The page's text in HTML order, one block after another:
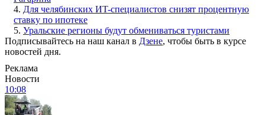
4. Для челябинских ИT-специалистов снизят процентную
ставку по ипотеке
5. Уральские регионы будут обмениваться туристами
Подписывайтесь на наш канал в Дзене, чтобы быть в курсе
новостей дня.
Реклама
Новости
10:08